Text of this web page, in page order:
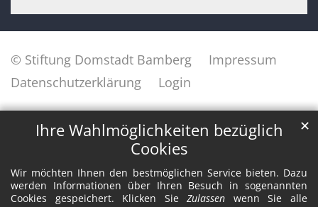
Ihre Wahlmöglichkeiten bezüglich
Cookies
Wir möchten Ihnen den bestmöglichen Service bieten. Dazu
werden Informationen über Ihren Besuch in sogenannten
Cookies gespeichert. Klicken SieZulassen wenn Sie alle
✕
© Stiftung Domstadt Bamberg
Impressum
Datenschutzerklärung
Login